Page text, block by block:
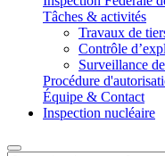
Tâches & activités
Travaux de
Contrôle
Surveillance
Procédure
Équipe & Contact
Inspection nucléaire